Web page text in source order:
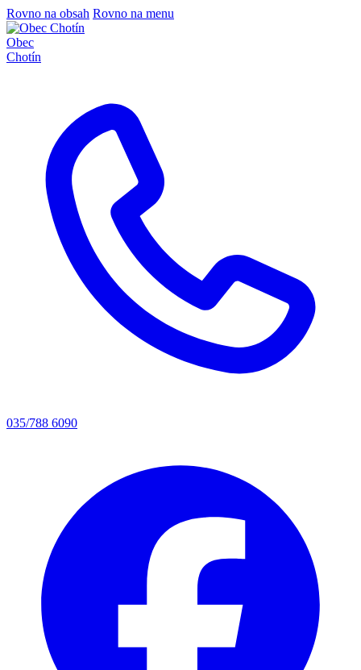
Rovno na obsah Rovno na menu
Obec
Chotín
035/788 6090